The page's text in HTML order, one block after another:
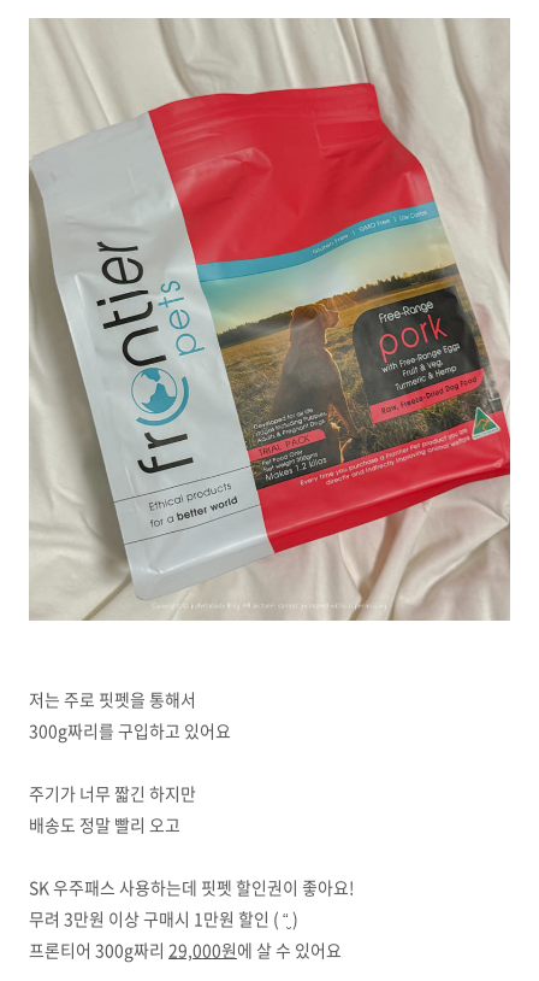
저는 주로 핏펫을 통해서
300g짜리를 구입하고 있어요
주기가 너무 짧긴 하지만
배송도 정말 빨리 오고
SK 우주패스 사용하는데 핏펫 할인권이 좋아요!
무려 3만원 이상 구매시 1만원 할인 ( “̮ )
프론티어 300g짜리 29,000원에 살 수 있어요